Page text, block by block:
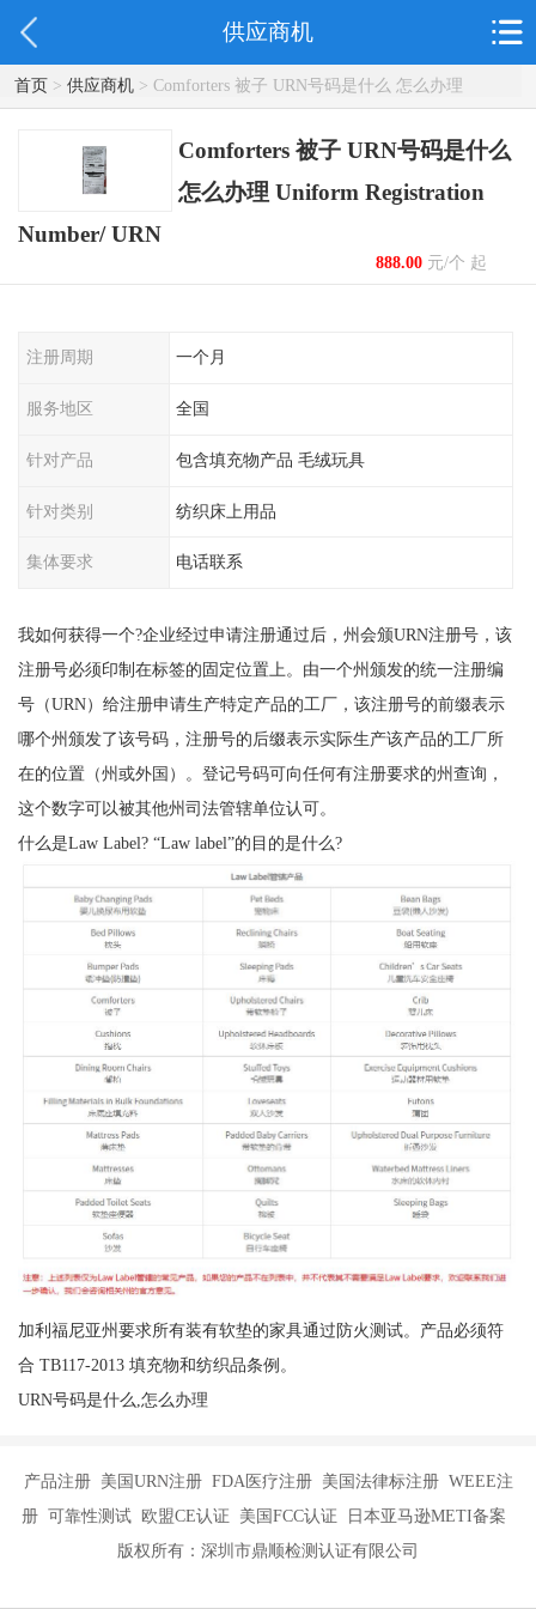
供应商机
首页> 供应商机> Comforters 被子 URN号码是什么 怎么办理
Uniform Registration Number/ URN
Comforters 被子 URN号码是什么
怎么办理 Uniform Registration
Number/ URN
888.00元/个 起
注册周期 一个月
服务地区 全国
针对产品 包含填充物产品 毛绒玩具
针对类别 纺织床上用品
集体要求 电话联系
我如何获得一个?企业经过申请注册通过后，州会颁URN注册号，该
注册号必须印制在标签的固定位置上。由一个州颁发的统一注册编
号（URN）给注册申请生产特定产品的工厂，该注册号的前缀表示
哪个州颁发了该号码，注册号的后缀表示实际生产该产品的工厂所
在的位置（州或外国）。登记号码可向任何有注册要求的州查询，
这个数字可以被其他州司法管辖单位认可。
什么是Law Label? “Law label”的目的是什么?
加利福尼亚州要求所有装有软垫的家具通过防火测试。产品必须符
合 TB117-2013 填充物和纺织品条例。
URN号码是什么,怎么办理
产品注册 美国URN注册 FDA医疗注册 美国法律标注册 WEEE注
册 可靠性测试 欧盟CE认证 美国FCC认证 日本亚马逊METI备案
版权所有：深圳市鼎顺检测认证有限公司